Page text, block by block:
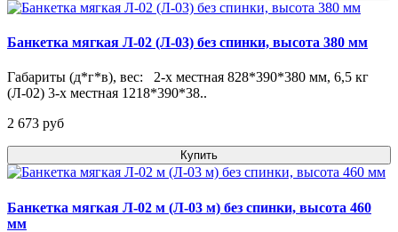
Банкетка мягкая Л-02 (Л-03) без спинки, высота 380 мм
Габариты (д*г*в), вес: 2-х местная 828*390*380 мм, 6,5 кг
(Л-02) 3-х местная 1218*390*38..
2 673 pуб
Купить
Банкетка мягкая Л-02 м (Л-03 м) без спинки, высота 460
мм